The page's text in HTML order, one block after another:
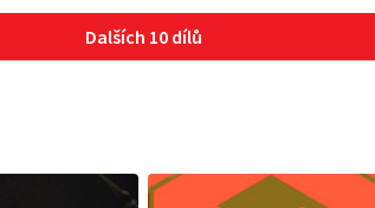
Dalších 10 dílů